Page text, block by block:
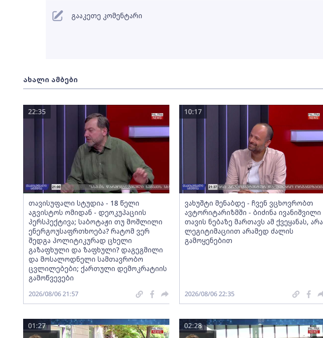
ახალი ამბები
თავისუფალი სტუდია - 18 წელი
აგვისტოს ომიდან - დეოკუპაციის
პერსპექტივა; საბოტაჟი თუ მოშლილი
ენერგოუსაფრთხოება? რატომ ვერ
შედგა პოლიტიკურად ცხელი
გაზაფხული და ზაფხული? დაგეგმილი
და მოსალოდნელი სამთავრობო
ცვლილებები; ქართული დემოკრატიის
გამოწვევები
22:35
2026/08/06 21:57
ვახუშტი მენაბდე - ჩვენ ვცხოვრობთ
ავტორიტარიზმში - ბიძინა ივანიშვილი
თავის ნებაზე მართავს ამ ქვეყანას, არა
ლეგიტიმაციით არამედ ძალის
გამოყენებით
10:17
2026/08/06 22:35
01:27 02:28
გააკეთე კომენტარი